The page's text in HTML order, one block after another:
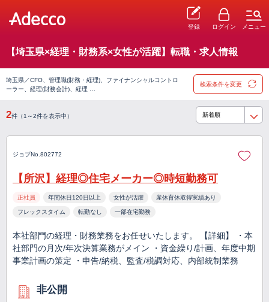
登録 ログイン メニュー
【埼玉県×経理・財務系×女性が活躍】転職・求人情報
埼玉県／CFO、管理職(財務・経理)、ファイナンシャルコントロ
ーラー、経理(財務会計)、経理 …
検索条件を変更
2件（1～2件を表示中）
ジョブNo.802772
【所沢】経理◎住宅メーカー◎時短勤務可
正社員 年間休日120日以上 女性が活躍 産休育休取得実績あり
フレックスタイム 転勤なし 一部在宅勤務
本社部門の経理・財務業務をお任せいたします。 【詳細】 ・本
社部門の月次/年次決算業務がメイン ・資金繰り/計画、年度中期
事業計画の策定 ・申告/納税、監査/税調対応、内部統制業務
非公開